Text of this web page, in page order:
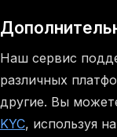
Наш сервис
различных
другие. Вы
KYC, используя